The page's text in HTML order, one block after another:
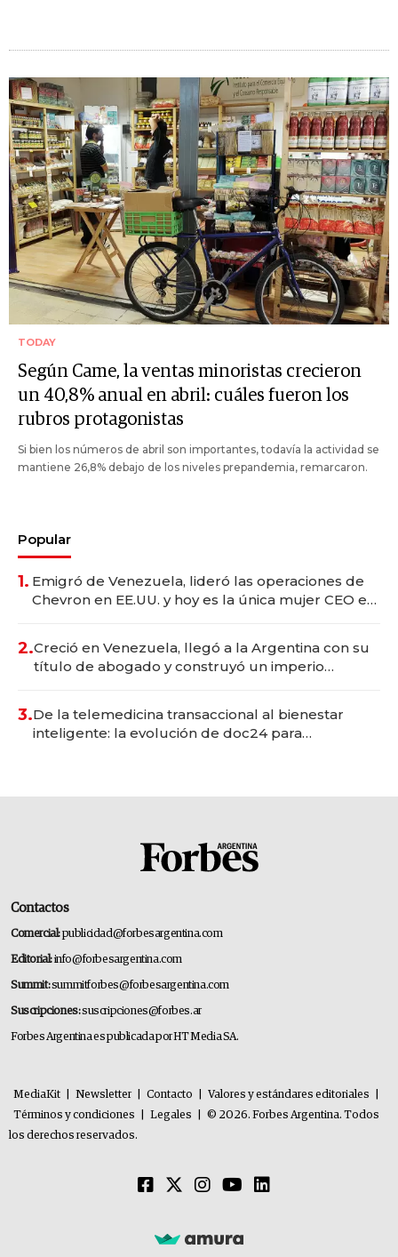
TODAY
Según Came, la ventas minoristas crecieron
un 40,8% anual en abril: cuáles fueron los
rubros protagonistas
Si bien los números de abril son importantes, todavía la actividad se
mantiene 26,8% debajo de los niveles prepandemia, remarcaron.
Popular
1. Emigró de Venezuela, lideró las operaciones de
Chevron en EE.UU. y hoy es la única mujer CEO en
2.Creció en Venezuela, llegó a la Argentina con su
título de abogado y construyó un imperio
3.De la telemedicina transaccional al bienestar
inteligente: la evolución de doc24 para
Contactos
Comercial:publicidad@forbesargentina.com
Editorial:info@forbesargentina.com
Summit:summitforbes@forbesargentina.com
Suscripciones:suscripciones@forbes.ar
Forbes Argentina es publicada por HT Media SA.
MediaKit Newsletter Contacto Valores y estándares editoriales
Términos y condiciones
Legales
© 2026. Forbes Argentina. Todos
los derechos reservados.